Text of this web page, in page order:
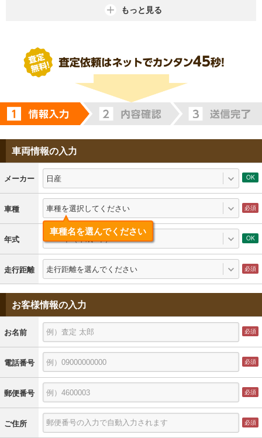
もっと見る
車両情報の入力
メーカー 日産
車種 車種を選択してください
車種名を選んでください
年式 1993年（平成5年）
走行距離 走行距離を選んでください
お客様情報の入力
お名前
電話番号
郵便番号
ご住所